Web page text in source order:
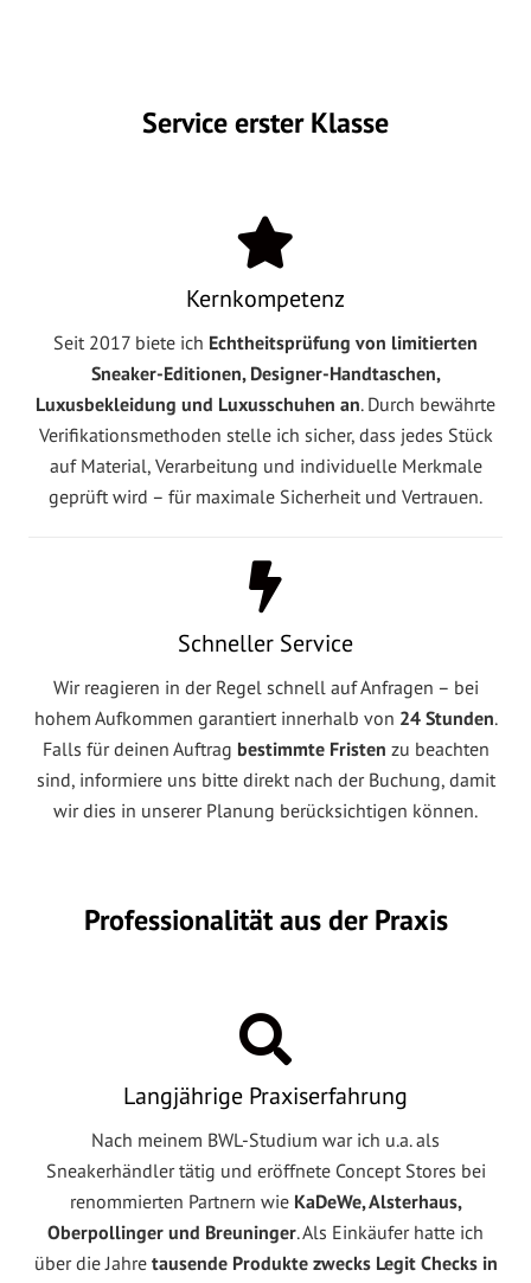
Service erster Klasse
Kernkompetenz
Seit 2017 biete ich Echtheitsprüfung von limitierten
Sneaker-Editionen, Designer-Handtaschen,
Luxusbekleidung und Luxusschuhen an. Durch bewährte
Verifikationsmethoden stelle ich sicher, dass jedes Stück
auf Material, Verarbeitung und individuelle Merkmale
geprüft wird – für maximale Sicherheit und Vertrauen.
Schneller Service
Wir reagieren in der Regel schnell auf Anfragen – bei
hohem Aufkommen garantiert innerhalb von 24 Stunden.
Falls für deinen Auftrag bestimmte Fristen zu beachten
sind, informiere uns bitte direkt nach der Buchung, damit
wir dies in unserer Planung berücksichtigen können.
Professionalität aus der Praxis
Langjährige Praxiserfahrung
Nach meinem BWL-Studium war ich u.a. als
Sneakerhändler tätig und eröffnete Concept Stores bei
renommierten Partnern wie KaDeWe, Alsterhaus,
Oberpollinger und Breuninger. Als Einkäufer hatte ich
über die Jahre tausende Produkte zwecks Legit Checks in